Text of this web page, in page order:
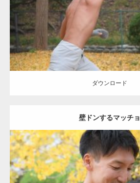
ダウンロード
ダウンロード
壁ドンするマッチョ
Update: 2021.07.8